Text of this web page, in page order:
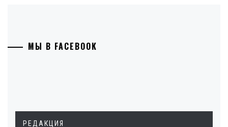
МЫ В FACEBOOK
РЕДАКЦИЯ